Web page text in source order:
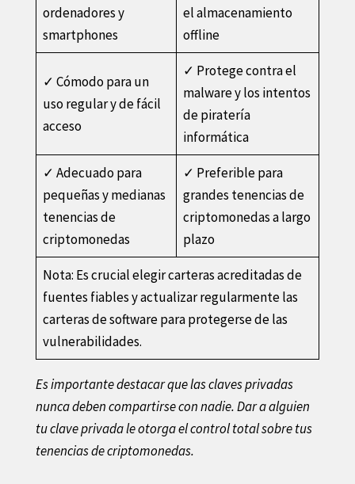
ordenadores y
smartphones
el almacenamiento
offline
✓ Cómodo para un
uso regular y de fácil
acceso
✓ Protege contra el
malware y los intentos
de piratería
informática
✓ Adecuado para
pequeñas y medianas
tenencias de
criptomonedas
✓ Preferible para
grandes tenencias de
criptomonedas a largo
plazo
Nota: Es crucial elegir carteras acreditadas de
fuentes fiables y actualizar regularmente las
carteras de software para protegerse de las
vulnerabilidades.
Es importante destacar que las claves privadas
nunca deben compartirse con nadie. Dar a alguien
tu clave privada le otorga el control total sobre tus
tenencias de criptomonedas.